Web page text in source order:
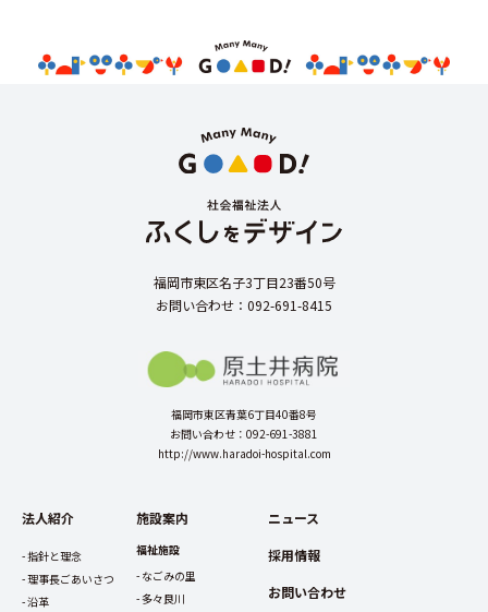
福岡市東区名子3丁目23番50号
お問い合わせ：092-691-8415
福岡市東区青葉6丁目40番8号
お問い合わせ：092-691-3881
http://www.haradoi-hospital.com
法人紹介
指針と理念
理事長ごあいさつ
沿革
施設案内
福祉施設
なごみの里
多々良川
ニュース
採用情報
お問い合わせ